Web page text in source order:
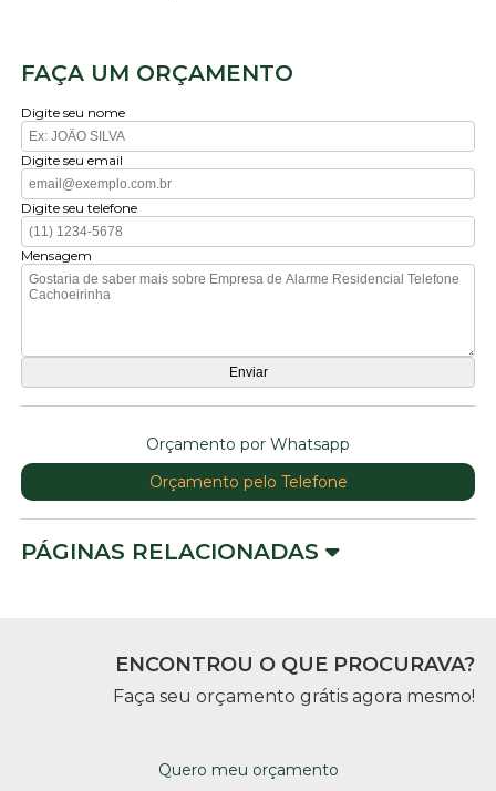
FAÇA UM ORÇAMENTO
Digite seu nome
Digite seu email
Digite seu telefone
Mensagem
Orçamento por Whatsapp
Orçamento pelo Telefone
PÁGINAS RELACIONADAS
ENCONTROU O QUE PROCURAVA?
Faça seu orçamento grátis agora mesmo!
Quero meu orçamento